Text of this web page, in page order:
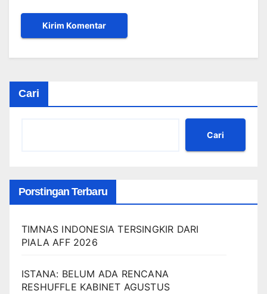
Cari
Cari
Porstingan Terbaru
TIMNAS INDONESIA TERSINGKIR DARI
PIALA AFF 2026
ISTANA: BELUM ADA RENCANA
RESHUFFLE KABINET AGUSTUS